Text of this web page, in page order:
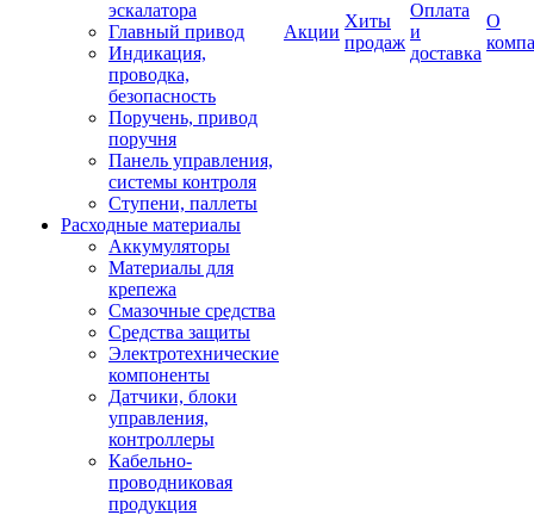
эскалатора
Главный привод
Индикация,
проводка,
безопасность
Поручень, привод
поручня
Панель управления,
системы контроля
Ступени, паллеты
Расходные материалы
Аккумуляторы
Материалы для
крепежа
Смазочные средства
Средства защиты
Электротехнические
компоненты
Датчики, блоки
управления,
контроллеры
Кабельно-
проводниковая
продукция
Акции
Хиты
продаж
Оплата
и
доставка
О